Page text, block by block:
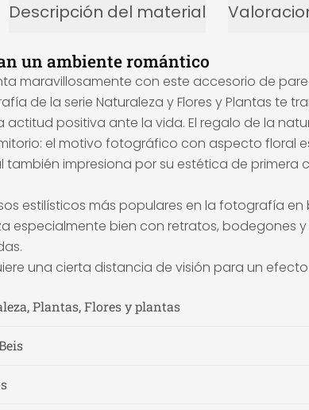
Descripción del material
un ambiente romántico
maravillosamente con este accesorio de
de la serie Naturaleza y Flores y Plantas te
positiva ante la vida. El regalo de la
el motivo fotográfico con aspecto
impresiona por su estética de
estilísticos más populares en la fotografía
especialmente bien con retratos, bodegones
una cierta distancia de visión para un
Plantas, Flores y plantas